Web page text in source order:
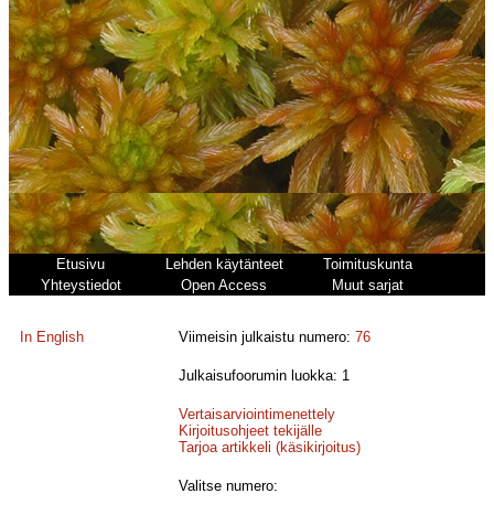
Etusivu Lehden käytänteet
Toimituskunta
Yhteystiedot
Open Access Muut sarjat
In English Viimeisin julkaistu numero:76
Julkaisufoorumin luokka: 1
Vertaisarviointimenettely
Kirjoitusohjeet tekijälle
Tarjoa artikkeli (käsikirjoitus)
Valitse numero: